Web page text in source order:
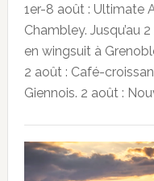
1er-8 août : Ultimate
Chambley. Jusqu’au
en wingsuit à
2 août : Café-
Giennois. 2 août :